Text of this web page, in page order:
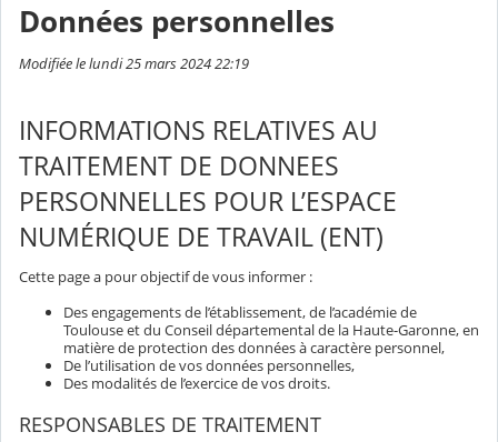
Données personnelles
Modifiée le lundi 25 mars 2024 22:19
INFORMATIONS RELATIVES AU
TRAITEMENT DE DONNEES
PERSONNELLES POUR L’ESPACE
NUMÉRIQUE DE TRAVAIL (ENT)
Cette page a pour objectif de vous informer :
Des engagements de l’établissement, de l’académie de
Toulouse et du Conseil départemental de la Haute-Garonne, en
matière de protection des données à caractère personnel,
De l’utilisation de vos données personnelles,
Des modalités de l’exercice de vos droits.
RESPONSABLES DE TRAITEMENT